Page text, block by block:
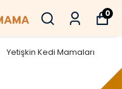
0
Yetişkin Kedi Mamaları